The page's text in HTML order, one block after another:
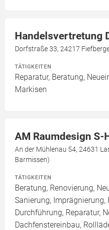
Handelsvertretung
Dorfstraße 33, 24217
TÄTIGKEITEN
Reparatur, Beratung,
Markisen
AM Raumdesign S-
An der Mühlenau 54, 24631
Barmissen)
TÄTIGKEITEN
Beratung, Renovierung,
Sanierung,
Durchführung, Reparatur,
Dachfenstereinbau,